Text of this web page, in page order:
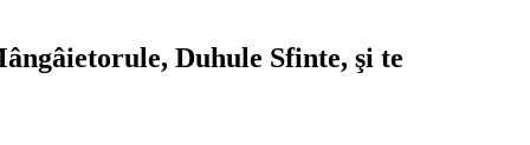
Duhule Sfinte, şi te